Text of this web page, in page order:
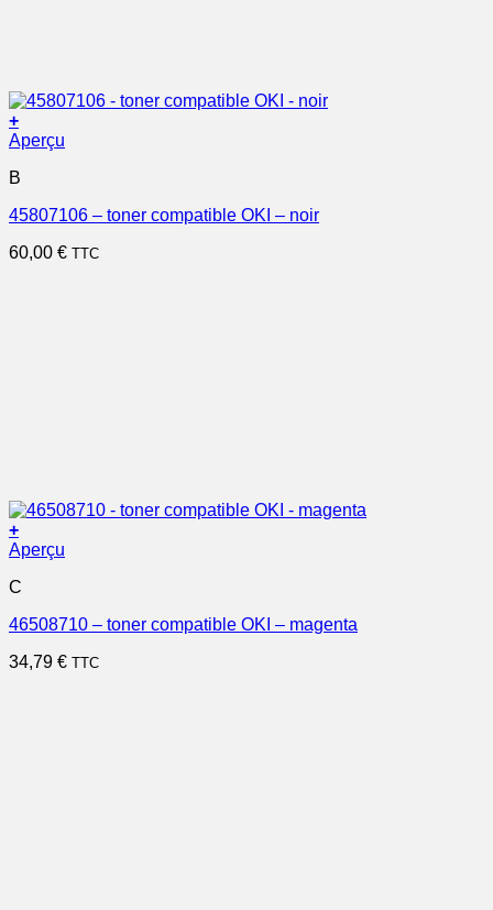
+
Aperçu
B
45807106 – toner compatible OKI – noir
60,00 € TTC
+
Aperçu
C
46508710 – toner compatible OKI – magenta
34,79 € TTC